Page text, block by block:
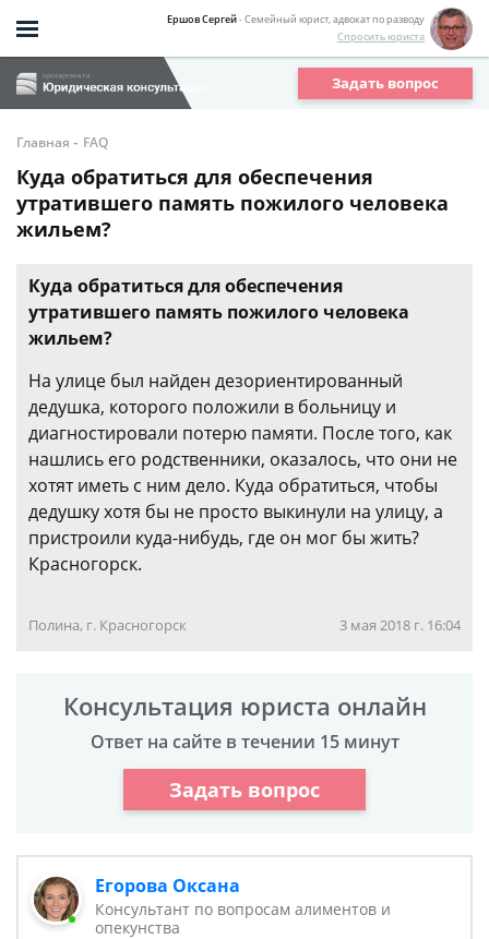
Ершов Сергей- Семейный юрист, адвокат по разводу
Спросить юриста
Задать вопрос
Главная - FAQ
Куда обратиться для обеспечения
утратившего память пожилого человека
жильем?
Куда обратиться для обеспечения
утратившего память пожилого человека
жильем?
На улице был найден дезориентированный
дедушка, которого положили в больницу и
диагностировали потерю памяти. После того, как
нашлись его родственники, оказалось, что они не
хотят иметь с ним дело. Куда обратиться, чтобы
дедушку хотя бы не просто выкинули на улицу, а
пристроили куда-нибудь, где он мог бы жить?
Красногорск.
Полина, г. Красногорск 3 мая 2018 г. 16:04
Консультация юриста онлайн
Ответ на сайте в течении 15 минут
Задать вопрос
Егорова Оксана
Консультант по вопросам алиментов и
опекунства